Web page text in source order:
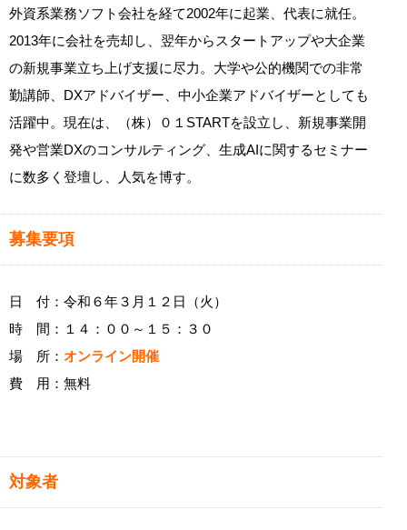
外資系業務ソフト会社を経て2002年に起業、代表に就任。
2013年に会社を売却し、翌年からスタートアップや大企業
の新規事業立ち上げ支援に尽力。大学や公的機関での非常
勤講師、DXアドバイザー、中小企業アドバイザーとしても
活躍中。現在は、（株）０１STARTを設立し、新規事業開
発や営業DXのコンサルティング、生成AIに関するセミナー
に数多く登壇し、人気を博す。
募集要項
日 付：令和６年３月１２日（火）
時 間：１４：００～１５：３０
場 所： オンライン開催
費 用：無料
対象者